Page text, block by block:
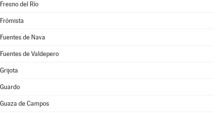
Fresno del Río
Frómista
Fuentes de Nava
Fuentes de Valdepero
Grijota
Guardo
Guaza de Campos